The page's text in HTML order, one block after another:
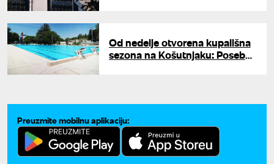
Od nedelje otvorena kupališna
sezona na Košutnjaku: Poseban
Preuzmite mobilnu aplikaciju: